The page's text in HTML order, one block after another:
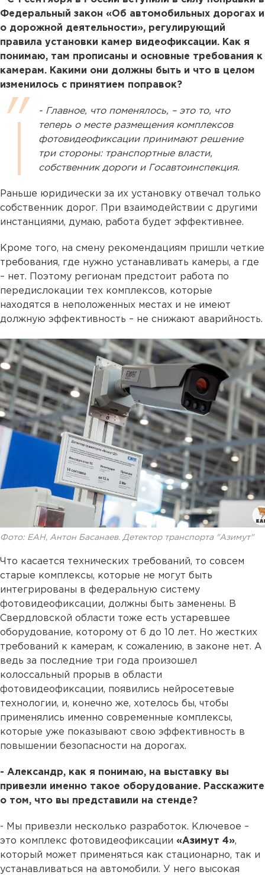
Федеральный закон «Об автомобильных дорогах и
о дорожной деятельности», регулирующий
правила установки камер видеофиксации. Как я
понимаю, там прописаны и основные требования к
камерам. Какими они должны быть и что в целом
изменилось с принятием поправок?
- Главное, что поменялось, – это то, что
теперь о месте размещения комплексов
фотовидеофиксации принимают решение
три стороны: транспортные власти,
собственник дороги и Госавтоинспекция.
Раньше юридически за их установку отвечал только
собственник дорог. При взаимодействии с другими
инстанциями, думаю, работа будет эффективнее.
Кроме того, на смену рекомендациям пришли четкие
требования, где нужно устанавливать камеры, а где
– нет. Поэтому регионам предстоит работа по
передислокации тех комплексов, которые
находятся в неположенных местах и не имеют
должную эффективность – не снижают аварийность.
Фото: ЕАН, Антон Басанаев. Детектор транспорта "Азимут"
Что касается технических требований, то совсем
старые комплексы, которые не могут быть
интегрированы в федеральную систему
фотовидеофиксации, должны быть заменены. В
Свердловской области тоже есть устаревшее
оборудование, которому от 6 до 10 лет. Но жестких
требований к камерам, к сожалению, в законе нет. А
ведь за последние три года произошел
колоссальный прорыв в области
фотовидеофиксации, появились нейросетевые
технологии, и, конечно же, хотелось бы, чтобы
применялись именно современные комплексы,
которые уже показывают свою эффективность в
повышении безопасности на дорогах.
- Александр, как я понимаю, на выставку вы
привезли именно такое оборудование. Расскажите
о том, что вы представили на стенде?
- Мы привезли несколько разработок. Ключевое –
это комплекс фотовидеофиксации «Азимут 4»,
который может применяться как стационарно, так и
устанавливаться на автомобили. У него высокая